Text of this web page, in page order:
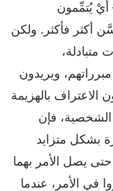
يُتمِّمون
أكثر فأكثر. ولكن
متبادلة،
ويريدون
الاعتراف بالهزيمة
الشخصية، فإن
بشكل متزايد
يصل الأمر بهما
في الأمر، عندما